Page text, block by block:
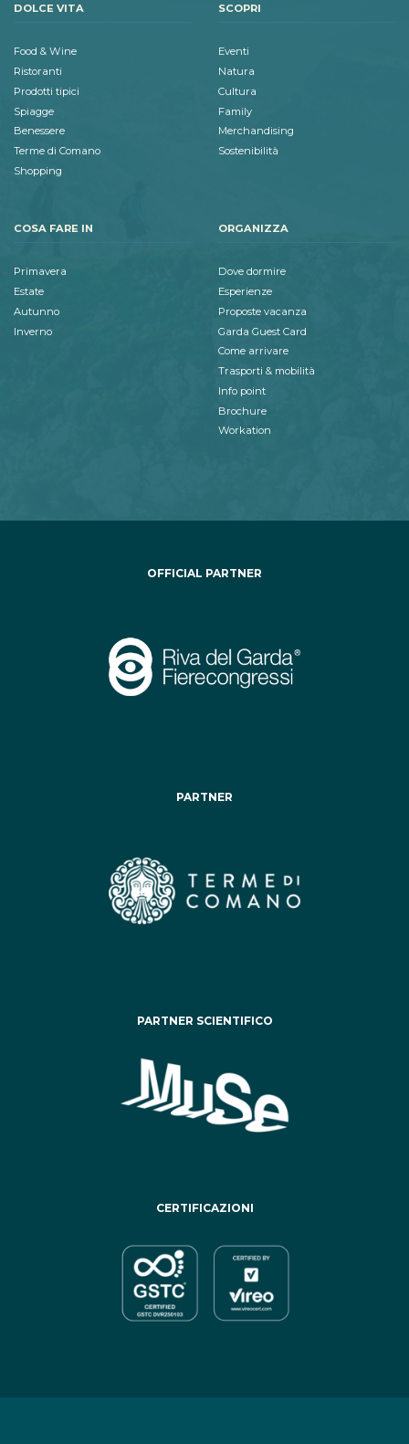
DOLCE VITA
Food & Wine
Ristoranti
Prodotti tipici
Spiagge
Benessere
Terme di Comano
Shopping
SCOPRI
Eventi
Natura
Cultura
Family
Merchandising
Sostenibilità
COSA FARE IN
Primavera
Estate
Autunno
Inverno
ORGANIZZA
Dove dormire
Esperienze
Proposte vacanza
Garda Guest Card
Come arrivare
Trasporti & mobilità
Info point
Brochure
Workation
OFFICIAL PARTNER
PARTNER
PARTNER SCIENTIFICO
CERTIFICAZIONI